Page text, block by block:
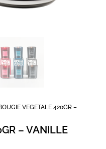
VEGETALE 420GR –
– VANILLE